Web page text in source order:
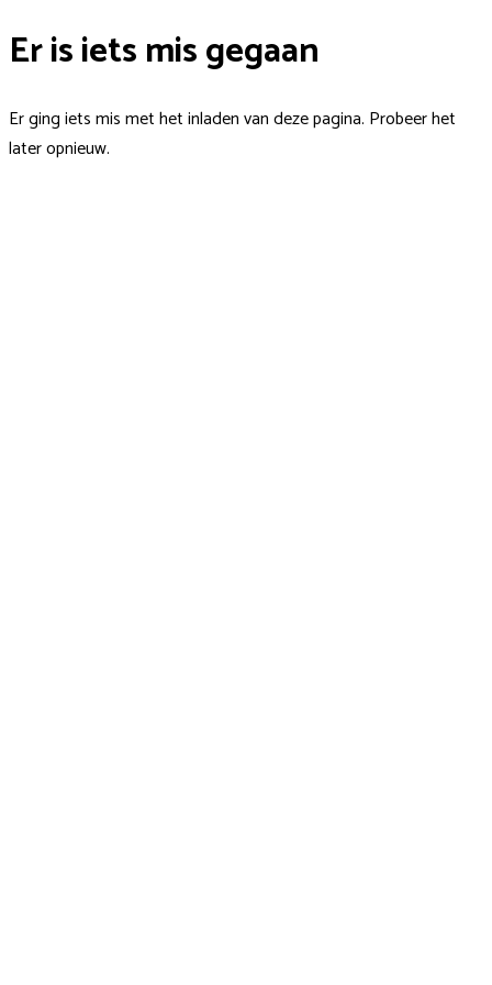
Er is iets mis gegaan
Er ging iets mis met het inladen van deze pagina. Probeer het
later opnieuw.